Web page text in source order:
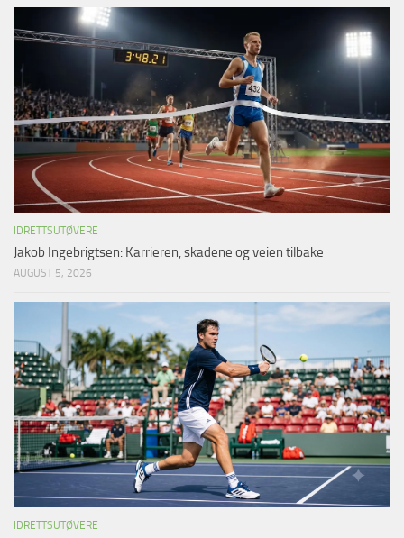
IDRETTSUTØVERE
Jakob Ingebrigtsen: Karrieren, skadene og veien tilbake
AUGUST 5, 2026
IDRETTSUTØVERE